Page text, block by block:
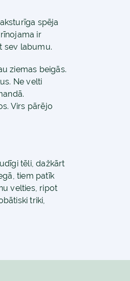
spēja
ir
sev labumu.
ziemas beigās.
Ne velti
Virs pārējo
tēli, dažkārt
tiem patīk
velties, ripot
triki,